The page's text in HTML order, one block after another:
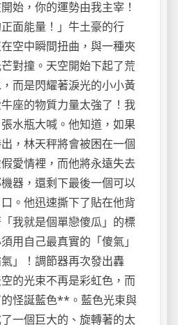
始，你的運勢由我主宰！
面能量！」牛土豪的行
空中瞬間扭曲，與一種夾
對撞。天空開始下起了荒
而是閃耀著淚光的小小黃
座的物質力量太強了！我
水瓶大喊。他知道，如果
，林天秤將會被困在一個
愛情裡，而他將永遠失去
器，還剩下最後一個可以
。他迅速撕下了貼在他背
我就是個單戀傻瓜」的標
用自己最真實的「傻氣」
」！調節器再次發出轟
的光束不再是彩虹色，而
怪誕藍色**。藍色光束與
一個巨大的、旋轉著的太